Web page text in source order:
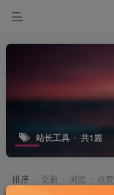
站长工具 共1篇
排序 更新 浏览 点赞